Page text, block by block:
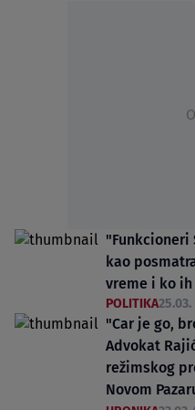
"Funkcioneri
kao
vreme i ko ih
POLITIKA25.03.
"Car je go,
Advokat
režimskog
Novom